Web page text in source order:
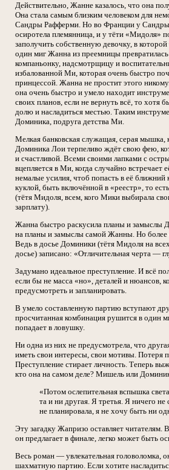
Действительно, Жанне казалось, что она
Она стала самым близким человеком для
Сандры Рафферми. Но во Франции у Сандры
осиротела племянница, и у тёти «Мидоля»
заполучить собственную девочку, в
один миг Жанна из преемницы
компаньонку, надсмотрщицу и
избалованной Ми, которая очень быстро
принцессой. Жанна не простит этого
она очень быстро и умело находит
своих планов, если не вернуть всё, то хотя
долю и насладиться местью. Таким
Доминика, подруга детства Ми.
Мелкая банковская служащая, серая мышка,
Доминика Лои терпеливо ждёт свою фею,
и счастливой. Всеми своими лапками с
вцепляется в Ми, когда случайно встречает
немалые усилия, чтоб попасть в её ближний
куклой, быть включённой в «реестр», то
(тётя Мидоля, всем, кого Мики выбирала
зарплату).
Жанна быстро раскусила планы и замыслы
на планы и замыслы самой Жанны. Но
Ведь в досье Доминики (тётя Мидоля на
досье) записано: «Отличительная черта —
Задумано идеальное преступление. И всё
если бы не масса «но», деталей и нюансов,
предусмотреть и запланировать.
В умело составленную партию вступают
просчитанная комбинация рушится в один
попадает в ловушку.
Ни одна из них не предусмотрела, что
иметь свои интересы, свои мотивы. Потеря
Преступление стирает личность. Теперь
кто она на самом деле? Мишель или
«Потом ослепительная вспышка
та и ни другая. Я третья. Я ничего не
не планировала, я не хочу быть ни
Эту загадку Жапризо оставляет читателям.
он предлагает в финале, легко может быть
Весь роман — увлекательная головоломка,
шахматную партию. Если хотите